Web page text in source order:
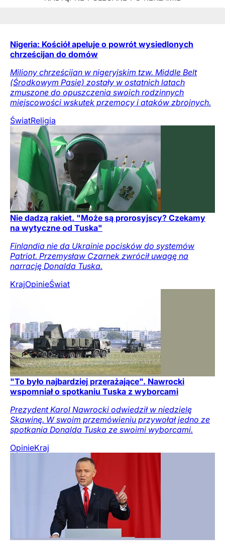
Nigeria: Kościół apeluje o powrót wysiedlonych
chrześcijan do domów
Miliony chrześcijan w nigeryjskim tzw. Middle Belt
(Środkowym Pasie) zostały w ostatnich latach
zmuszone do opuszczenia swoich rodzinnych
miejscowości wskutek przemocy i ataków zbrojnych.
ŚwiatReligia
Nie dadzą rakiet. "Może są prorosyjscy? Czekamy
na wytyczne od Tuska"
Finlandia nie da Ukrainie pocisków do systemów
Patriot. Przemysław Czarnek zwrócił uwagę na
narrację Donalda Tuska.
KrajOpinieŚwiat
"To było najbardziej przerażające". Nawrocki
wspomniał o spotkaniu Tuska z wyborcami
Prezydent Karol Nawrocki odwiedził w niedzielę
Skawinę. W swoim przemówieniu przywołał jedno ze
spotkania Donalda Tuska ze swoimi wyborcami.
OpinieKraj